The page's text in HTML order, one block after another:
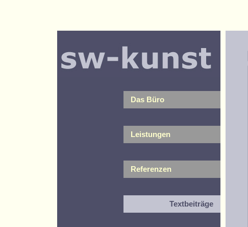
Das Büro
Leistungen
Referenzen
Textbeiträge